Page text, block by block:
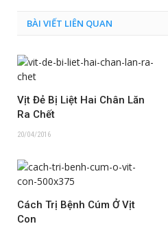
BÀI VIẾT LIÊN QUAN
Vịt Đẻ Bị Liệt Hai Chân Lăn
Ra Chết
20/04/2016
Cách Trị Bệnh Cúm Ở Vịt
Con